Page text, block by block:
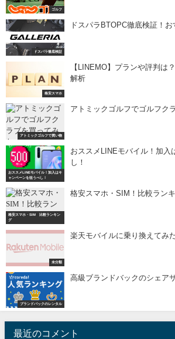
ゴルフ
ドスパラ徹底検証
ドスパラBTOPC徹底検証！
格安スマホ
【LINEMO】プランや評判は
解析
アトミックゴルフで買い物
アトミックゴルフでゴルフク
おススメLINEモバイル！加入はキ
ャンペーンを狙うべし！
おススメLINEモバイル！加入
し！
格安スマホ・SIM 比較ランキン
グ
格安スマホ・SIM！比較ラン
未分類
楽天モバイルに乗り換えてみ
ブランドバックのレンタル
高級ブランドバックのシェア
最近のコメント